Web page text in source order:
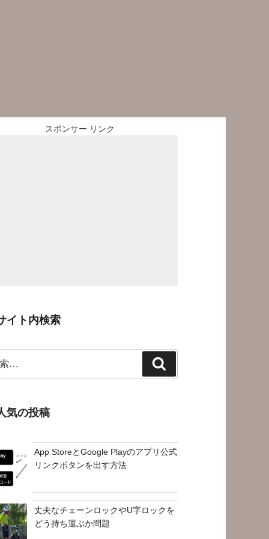
スポンサー リンク
イト内検索
索
気の投稿
App StoreとGoogle Playのアプリ公式
リンクボタンを出す方法
丈夫なチェーンロックやU字ロックを
どう持ち運ぶか問題